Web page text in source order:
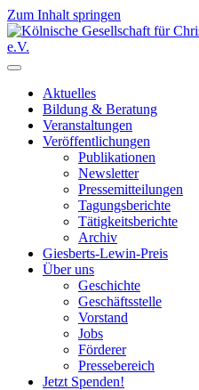
Zum Inhalt springen
Hauptnavigation
Aktuelles
Bildung & Beratung
Veranstaltungen
Veröffentlichungen
Publikationen
Newsletter
Pressemitteilungen
Tagungsberichte
Tätigkeitsberichte
Archiv
Giesberts-Lewin-Preis
Über uns
Geschichte
Geschäftsstelle
Vorstand
Jobs
Förderer
Pressebereich
Jetzt Spenden!